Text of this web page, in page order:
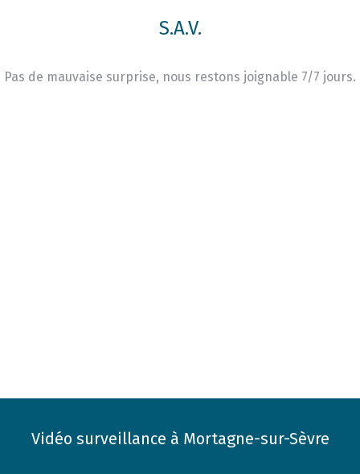
S.A.V.
Pas de mauvaise surprise, nous restons joignable 7/7 jours.
Vidéo surveillance à Mortagne-sur-Sèvre